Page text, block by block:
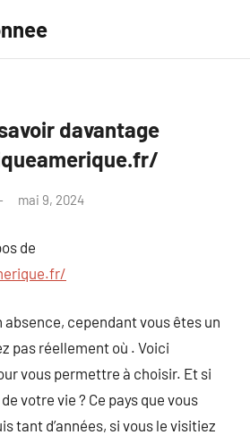
davantage
mai 9, 2024
de
cependant vous êtes un
pas réellement où . Voici
vous permettre à choisir. Et si
votre vie ? Ce pays que vous
tant d’années, si vous le visitiez